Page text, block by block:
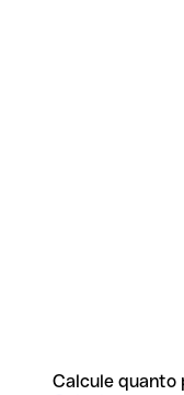
Calcule quanto